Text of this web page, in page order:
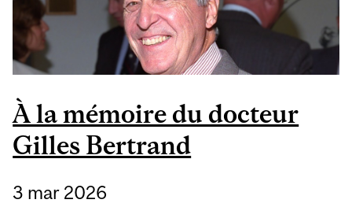
TEMPS
À la mémoire du docteur
Gilles Bertrand
3 mar 2026